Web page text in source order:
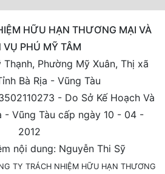
HỮU HẠN THƯƠNG MẠI VÀ
VỤ PHÚ MỸ TÂM
Phường Mỹ Xuân, Thị xã
Bà Rịa - Vũng Tàu
- Do Sở Kế Hoạch Và
- Vũng Tàu cấp ngày 10 - 04 -
2012
nội dung: Nguyễn Thi Sỹ
TY TRÁCH NHIỆM HỮU HẠN THƯƠNG